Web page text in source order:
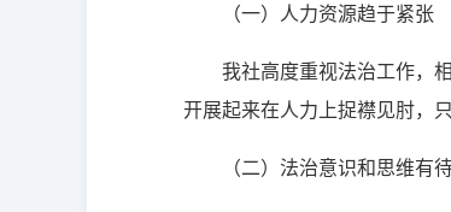
（一）人力资源趋于紧张
我社高度重视法治工作，
开展起来在人力上捉襟见肘，
（二）法治意识和思维有